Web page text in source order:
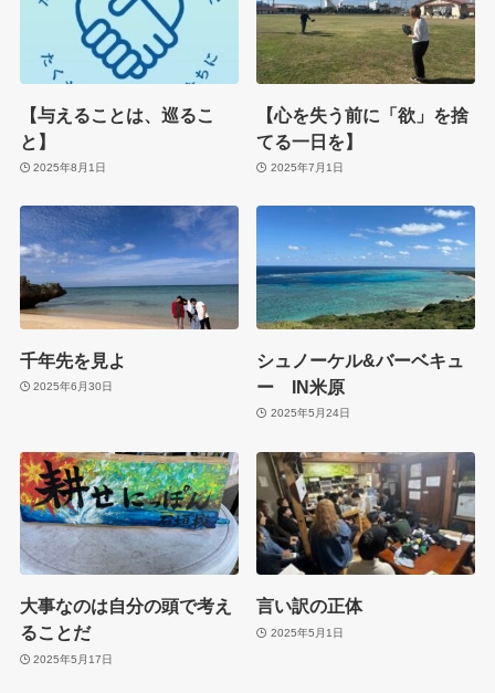
【与えることは、巡るこ
と】
2025年8月1日
【心を失う前に「欲」を捨
てる一日を】
2025年7月1日
千年先を見よ
2025年6月30日
シュノーケル&バーベキュ
ー IN米原
2025年5月24日
大事なのは自分の頭で考え
ることだ
2025年5月17日
言い訳の正体
2025年5月1日